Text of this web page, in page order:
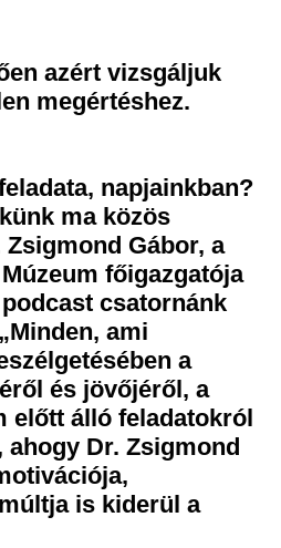
azért vizsgáljuk
megértéshez.
napjainkban?
ma közös
Gábor, a
főigazgatója
csatornánk
ami
a
és jövőjéről, a
előtt álló feladatokról
ahogy Dr. Zsigmond
is kiderül a